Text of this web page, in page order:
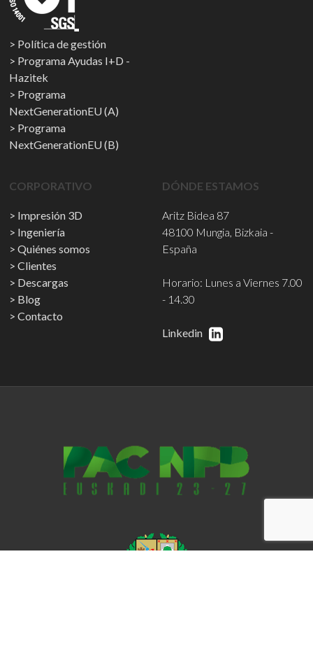
Política de gestión
Programa Ayudas I+D -
Hazitek
Programa
NextGenerationEU (A)
Programa
NextGenerationEU (B)
CORPORATIVO
Impresión 3D
Ingeniería
Quiénes somos
Clientes
Descargas
Blog
Contacto
DÓNDE ESTAMOS
Aritz Bidea 87
48100 Mungia, Bizkaia -
España
Horario: Lunes a Viernes 7.00
- 14.30
Linkedin